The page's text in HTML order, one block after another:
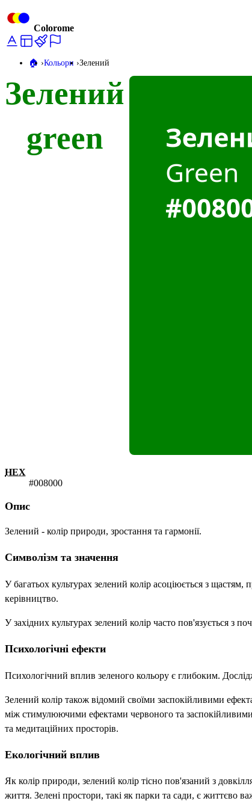
Colorome
🏠️ Кольори Зелений
Зелений
green
HEX
#008000
Опис
Зелений - колір природи, зростання та гармонії.
Символізм та значення
У багатьох культурах зелений колір асоціюється з
керівництво.
У західних культурах зелений колір часто пов'язується з
Психологічні ефекти
Психологічний вплив зеленого кольору є глибоким.
Зелений колір також відомий своїми заспокійливими
між стимулюючими ефектами червоного та заспокійливими
та медитаційних просторів.
Екологічний вплив
Як колір природи, зелений колір тісно пов'язаний з
життя. Зелені простори, такі як парки та сади, є життєво